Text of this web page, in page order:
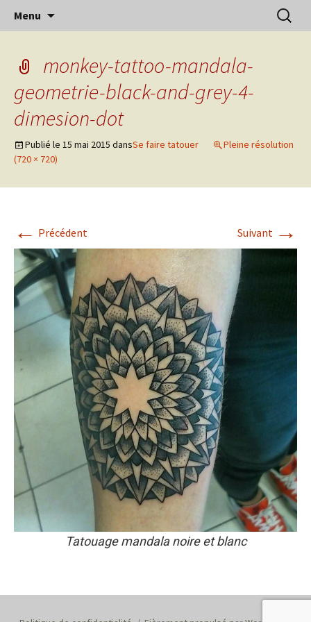
Menu
monkey-tattoo-mandala-
geometrie-black-and-grey-4-
dimesion-dot
Publié le 15 mai 2015 dansSe faire tatouer
Pleine résolution
(720 × 720)
← Précédent Suivant →
Tatouage mandala noire et blanc